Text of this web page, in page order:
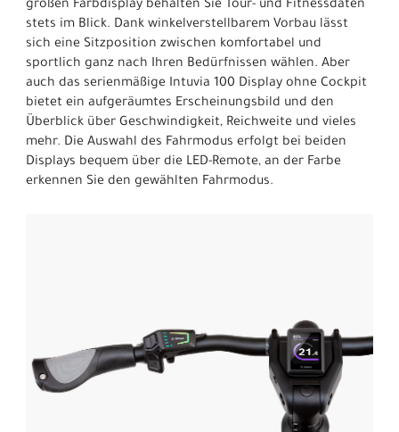
großen Farbdisplay behalten Sie Tour- und Fitnessdaten
stets im Blick. Dank winkelverstellbarem Vorbau lässt
sich eine Sitzposition zwischen komfortabel und
sportlich ganz nach Ihren Bedürfnissen wählen. Aber
auch das serienmäßige Intuvia 100 Display ohne Cockpit
bietet ein aufgeräumtes Erscheinungsbild und den
Überblick über Geschwindigkeit, Reichweite und vieles
mehr. Die Auswahl des Fahrmodus erfolgt bei beiden
Displays bequem über die LED-Remote, an der Farbe
erkennen Sie den gewählten Fahrmodus.